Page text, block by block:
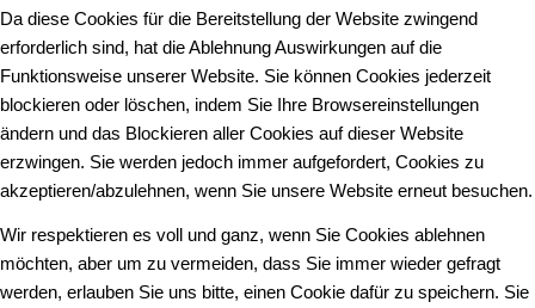
Da diese Cookies für die Bereitstellung der Website zwingend
erforderlich sind, hat die Ablehnung Auswirkungen auf die
Funktionsweise unserer Website. Sie können Cookies jederzeit
blockieren oder löschen, indem Sie Ihre Browsereinstellungen
ändern und das Blockieren aller Cookies auf dieser Website
erzwingen. Sie werden jedoch immer aufgefordert, Cookies zu
akzeptieren/abzulehnen, wenn Sie unsere Website erneut besuchen.
Wir respektieren es voll und ganz, wenn Sie Cookies ablehnen
möchten, aber um zu vermeiden, dass Sie immer wieder gefragt
werden, erlauben Sie uns bitte, einen Cookie dafür zu speichern. Sie